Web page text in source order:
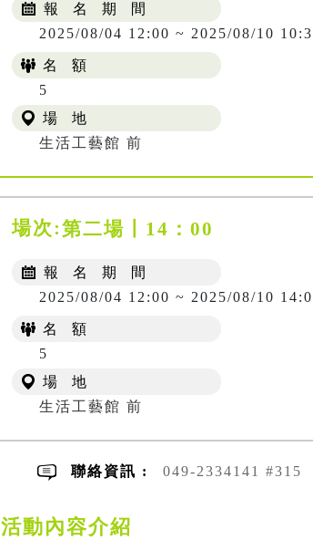
報 名 期 間
2025/08/04 12:00 ~ 2025/08/10
名 額
5
場 地
生活工藝館 前
場次:第二場〡14：00
報 名 期 間
2025/08/04 12:00 ~ 2025/08/10
名 額
5
場 地
生活工藝館 前
聯絡資訊 : 049-2334141 #315
活動內容介紹